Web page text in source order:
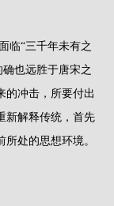
临“三千年未有之
也远胜于唐宋之
的冲击，所要付出
新解释传统，首先
处的思想环境。